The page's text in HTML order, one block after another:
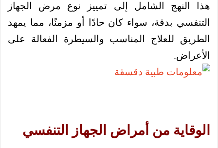
هذا النهج الشامل إلى تمييز نوع مرض الجهاز
التنفسي بدقة، سواء كان حادًا أو مزمنًا، مما يمهد
الطريق للعلاج المناسب والسيطرة الفعالة على
الأعراض.
الوقاية من أمراض الجهاز التنفسي